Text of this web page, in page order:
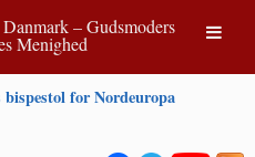
– Gudsmoders
Menighed
for Nordeuropa